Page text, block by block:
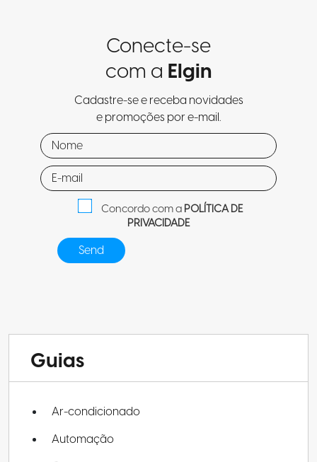
Conecte-se
com a Elgin
Cadastre-se e receba novidades
e promoções por e-mail.
Concordo com aPOLÍTICA DE
PRIVACIDADE
Guias
Ar-condicionado
Automação